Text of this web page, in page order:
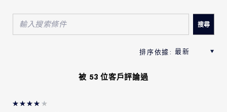
被 53 位客戶評論過